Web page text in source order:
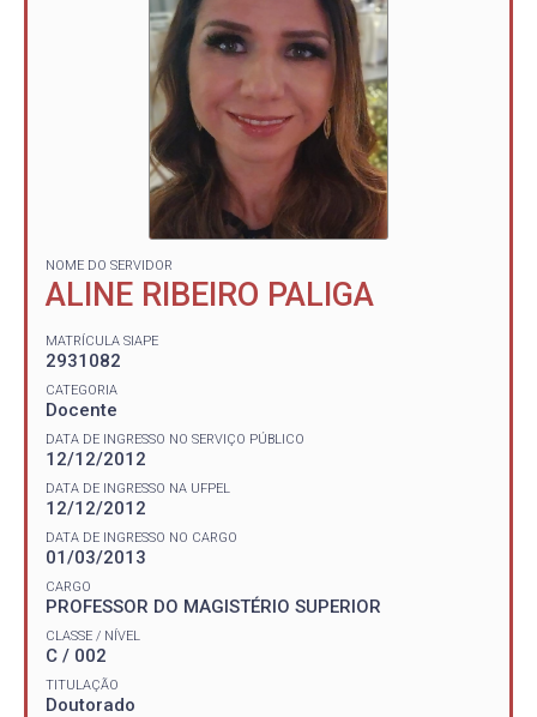
NOME DO SERVIDOR
ALINE RIBEIRO PALIGA
MATRÍCULA SIAPE
2931082
CATEGORIA
Docente
DATA DE INGRESSO NO SERVIÇO PÚBLICO
12/12/2012
DATA DE INGRESSO NA UFPEL
12/12/2012
DATA DE INGRESSO NO CARGO
01/03/2013
CARGO
PROFESSOR DO MAGISTÉRIO SUPERIOR
CLASSE / NÍVEL
C / 002
TITULAÇÃO
Doutorado